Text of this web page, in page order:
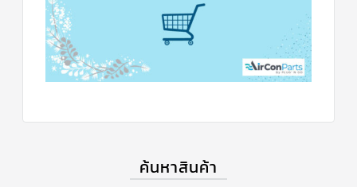
ค้นหาสินค้า